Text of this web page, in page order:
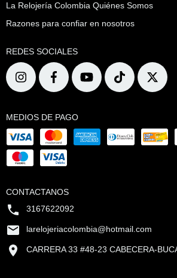
La Relojería Colombia Quiénes Somos
Razones para confiar en nosotros
REDES SOCIALES
MEDIOS DE PAGO
CONTACTANOS
3167622092
larelojeriacolombia@hotmail.com
CARRERA 33 #48-23 CABECERA-